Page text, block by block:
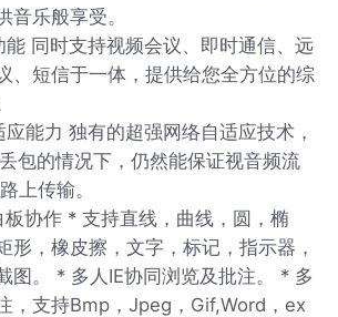
音乐般享受。
同时支持视频会议、即时通信、远
、短信于一体，提供给您全方位的综
能力 独有的超强网络自适应技术，
包的情况下，仍然能保证视音频流
上传输。
协作 * 支持直线，曲线，圆，椭
形，橡皮擦，文字，标记，指示器，
图。 * 多人IE协同浏览及批注。 * 多
，支持Bmp，Jpeg，Gif,Word，ex